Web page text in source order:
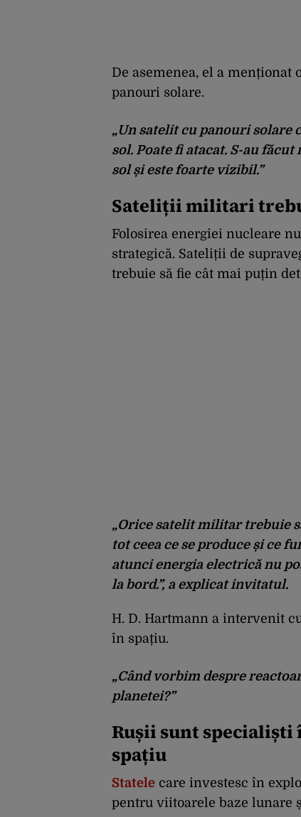
De asemenea, el a
panouri solare.
„Un satelit cu panouri solare
sol. Poate fi atacat. S-au
sol și este foarte vizibil.”
Sateliții militari
Folosirea energiei nucleare
strategică. Sateliții de
trebuie să fie cât mai puțin
„Orice satelit militar trebuie
tot ceea ce se produce și ce
atunci energia electrică nu
la bord.”, a explicat invitatul.
H. D. Hartmann a intervenit
în spațiu.
„Când vorbim despre
planetei?”
Rușii sunt
spațiu
Statele care investesc în
pentru viitoarele baze lunare